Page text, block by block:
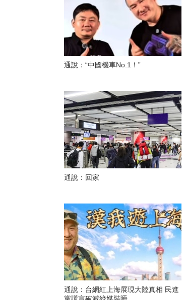
通說：“中國機車No.1！”
通說：回家
通說：台網紅上海展現大陸真相 民進